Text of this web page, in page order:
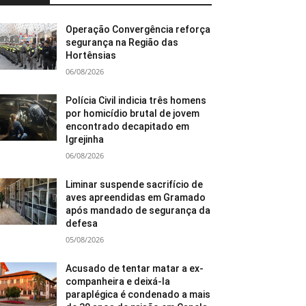
Operação Convergência reforça
segurança na Região das
Hortênsias
06/08/2026
Polícia Civil indicia três homens
por homicídio brutal de jovem
encontrado decapitado em
Igrejinha
06/08/2026
Liminar suspende sacrifício de
aves apreendidas em Gramado
após mandado de segurança da
defesa
05/08/2026
Acusado de tentar matar a ex-
companheira e deixá-la
paraplégica é condenado a mais